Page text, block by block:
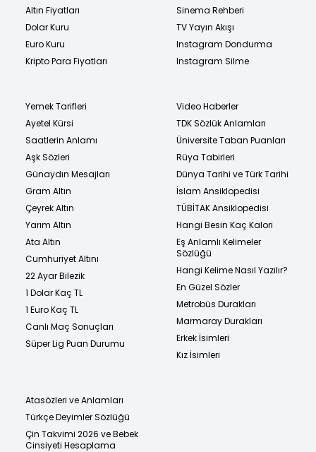
Altın Fiyatları
Dolar Kuru
Euro Kuru
Kripto Para Fiyatları
Sinema Rehberi
TV Yayın Akışı
Instagram Dondurma
Instagram Silme
Yemek Tarifleri
Ayetel Kürsi
Saatlerin Anlamı
Aşk Sözleri
Günaydın Mesajları
Gram Altın
Çeyrek Altın
Yarım Altın
Ata Altın
Cumhuriyet Altını
22 Ayar Bilezik
1 Dolar Kaç TL
1 Euro Kaç TL
Canlı Maç Sonuçları
Süper Lig Puan Durumu
Video Haberler
TDK Sözlük Anlamları
Üniversite Taban Puanları
Rüya Tabirleri
Dünya Tarihi ve Türk Tarihi
İslam Ansiklopedisi
TÜBİTAK Ansiklopedisi
Hangi Besin Kaç Kalori
Eş Anlamlı Kelimeler
Sözlüğü
Hangi Kelime Nasıl Yazılır?
En Güzel Sözler
Metrobüs Durakları
Marmaray Durakları
Erkek İsimleri
Kız İsimleri
Atasözleri ve Anlamları
Türkçe Deyimler Sözlüğü
Çin Takvimi 2026 ve Bebek
Cinsiyeti Hesaplama